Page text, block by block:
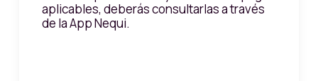
aplicables, deberás consultarlas a través
de la App Nequi.